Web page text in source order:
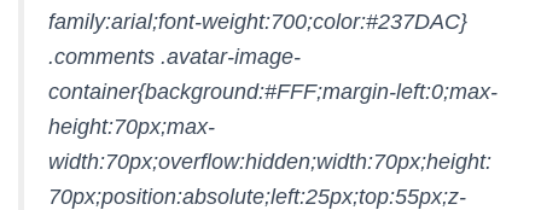
family:arial;font-weight:700;color:#237DAC}
.comments .avatar-image-
container{background:#FFF;margin-left:0;max-
height:70px;max-
width:70px;overflow:hidden;width:70px;height:
70px;position:absolute;left:25px;top:55px;z-